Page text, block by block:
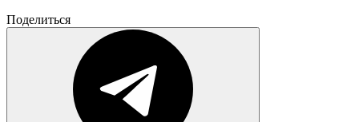
Поделиться